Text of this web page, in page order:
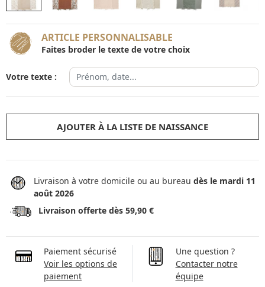
ARTICLE PERSONNALISABLE
Faites broder le texte de votre choix
Votre texte :
AJOUTER À LA LISTE DE NAISSANCE
Livraison à votre domicile ou au bureau dès le mardi 11
août 2026
Livraison offerte dès 59,90 €
Paiement sécurisé
Voir les options de
paiement
Une question ?
Contacter notre
équipe